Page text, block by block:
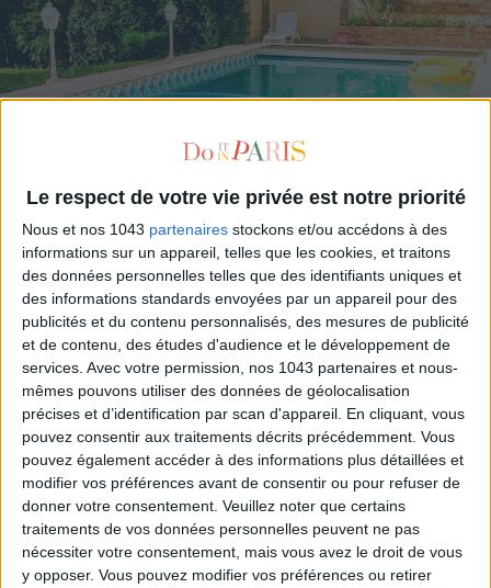
Le respect de votre vie privée est notre priorité
Nous et nos 1043 partenaires stockons et/ou accédons à des
informations sur un appareil, telles que les cookies, et traitons
des données personnelles telles que des identifiants uniques et
des informations standards envoyées par un appareil pour des
publicités et du contenu personnalisés, des mesures de publicité
et de contenu, des études d'audience et le développement de
services. Avec votre permission, nos 1043 partenaires et nous-
mêmes pouvons utiliser des données de géolocalisation
précises et d’identification par scan d'appareil. En cliquant, vous
pouvez consentir aux traitements décrits précédemment. Vous
pouvez également accéder à des informations plus détaillées et
modifier vos préférences avant de consentir ou pour refuser de
donner votre consentement. Veuillez noter que certains
traitements de vos données personnelles peuvent ne pas
nécessiter votre consentement, mais vous avez le droit de vous
y opposer. Vous pouvez modifier vos préférences ou retirer
CONNAISSEZ-VOUS LE AIRBNB DE LA PISCINE AUTOUR DE PARIS ?
LES SNEAKERS STARS DE L’ÉTÉ